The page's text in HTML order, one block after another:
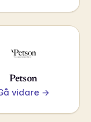
Petson
vidare →